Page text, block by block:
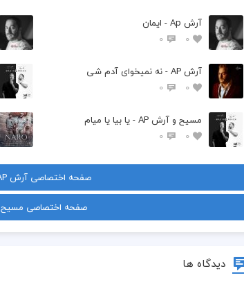
آرش Ap - ایمان
0
0
آرش AP - نه نمیخوای آدم شی
0
0
مسیح و آرش AP - یا بیا یا میام
0
0
صفحه اختصاصی آرش AP
صفحه اختصاصی مسیح
دیدگاه ها